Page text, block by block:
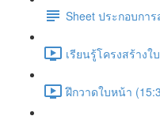
Sheet ประกอบกา
เรียนรู้โครงสร้างใ
ฝึกวาดใบหน้า